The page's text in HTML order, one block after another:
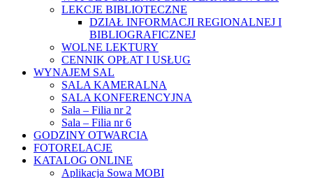
LEKCJE BIBLIOTECZNE
DZIAŁ INFORMACJI REGIONALNEJ I
BIBLIOGRAFICZNEJ
WOLNE LEKTURY
CENNIK OPŁAT I USŁUG
WYNAJEM SAL
SALA KAMERALNA
SALA KONFERENCYJNA
Sala – Filia nr 2
Sala – Filia nr 6
GODZINY OTWARCIA
FOTORELACJE
KATALOG ONLINE
Aplikacja Sowa MOBI